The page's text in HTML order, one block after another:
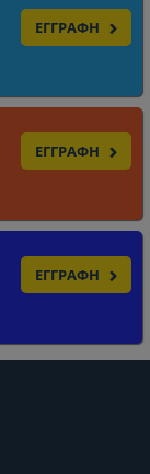
ΕΓΓΡΑΦΗ
ΕΓΓΡΑΦΗ
ΕΓΓΡΑΦΗ